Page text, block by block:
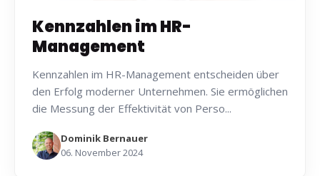
Kennzahlen im HR-
Management
Kennzahlen im HR-Management entscheiden über
den Erfolg moderner Unternehmen. Sie ermöglichen
die Messung der Effektivität von Perso...
Dominik Bernauer
06. November 2024